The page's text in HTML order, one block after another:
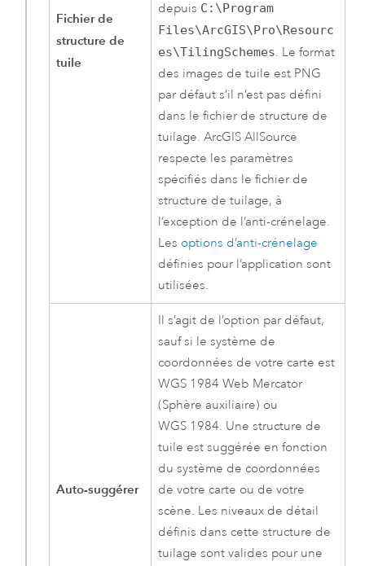
Fichier de
structure de
tuile
depuis C:\Program
Files\ArcGIS\Pro\Resourc
es\TilingSchemes. Le format
des images de tuile est PNG
par défaut s’il n’est pas défini
dans le fichier de structure de
tuilage.ArcGIS AllSource
respecte les paramètres
spécifiés dans le fichier de
structure de tuilage, à
l’exception de l’anti-crénelage.
Les options d’anti-crénelage
définies pour l’application sont
utilisées.
Auto-suggérer
Il s’agit de l’option par défaut,
sauf si le système de
coordonnées de votre carte est
WGS 1984 Web Mercator
(Sphère auxiliaire) ou
WGS 1984. Une structure de
tuile est suggérée en fonction
du système de coordonnées
de votre carte ou de votre
scène. Les niveaux de détail
définis dans cette structure de
tuilage sont valides pour une